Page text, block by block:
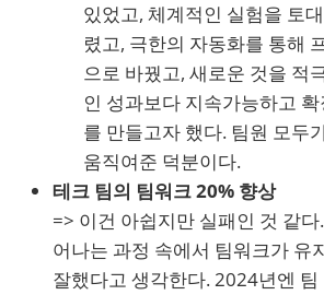
있었고, 체계적인 실험을 토
렸고, 극한의 자동화를 통해
으로 바꿨고, 새로운 것을 적
인 성과보다 지속가능하고
를 만들고자 했다. 팀원 모두
움직여준 덕분이다.
테크 팀의 팀워크 20% 향상
=> 이건 아쉽지만 실패인 것 같
어나는 과정 속에서 팀워크가 유
잘했다고 생각한다. 2024년엔